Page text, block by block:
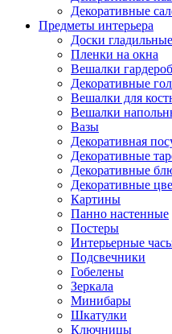
Декоративные
Предметы интерьера
Доски гладильные
Пленки на окна
Вешалки
Декоративные
Вешалки для
Вешалки
Вазы
Декоративная
Декоративные
Декоративные
Декоративные
Картины
Панно настенные
Постеры
Интерьерные
Подсвечники
Гобелены
Зеркала
Минибары
Шкатулки
Ключницы